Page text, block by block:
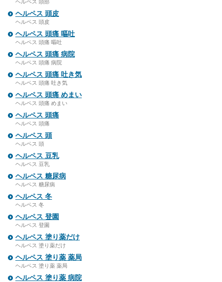
ヘルペス 頭部
ヘルペス 頭皮
ヘルペス 頭皮
ヘルペス 頭痛 嘔吐
ヘルペス 頭痛 嘔吐
ヘルペス 頭痛 病院
ヘルペス 頭痛 病院
ヘルペス 頭痛 吐き気
ヘルペス 頭痛 吐き気
ヘルペス 頭痛 めまい
ヘルペス 頭痛 めまい
ヘルペス 頭痛
ヘルペス 頭痛
ヘルペス 頭
ヘルペス 頭
ヘルペス 豆乳
ヘルペス 豆乳
ヘルペス 糖尿病
ヘルペス 糖尿病
ヘルペス 冬
ヘルペス 冬
ヘルペス 登園
ヘルペス 登園
ヘルペス 塗り薬だけ
ヘルペス 塗り薬だけ
ヘルペス 塗り薬 薬局
ヘルペス 塗り薬 薬局
ヘルペス 塗り薬 病院